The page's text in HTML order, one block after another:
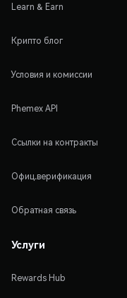
Learn & Earn
Крипто блог
Условия и комиссии
Phemex API
Ссылки на контракты
Офиц.верификация
Обратная связь
Услуги
Rewards Hub